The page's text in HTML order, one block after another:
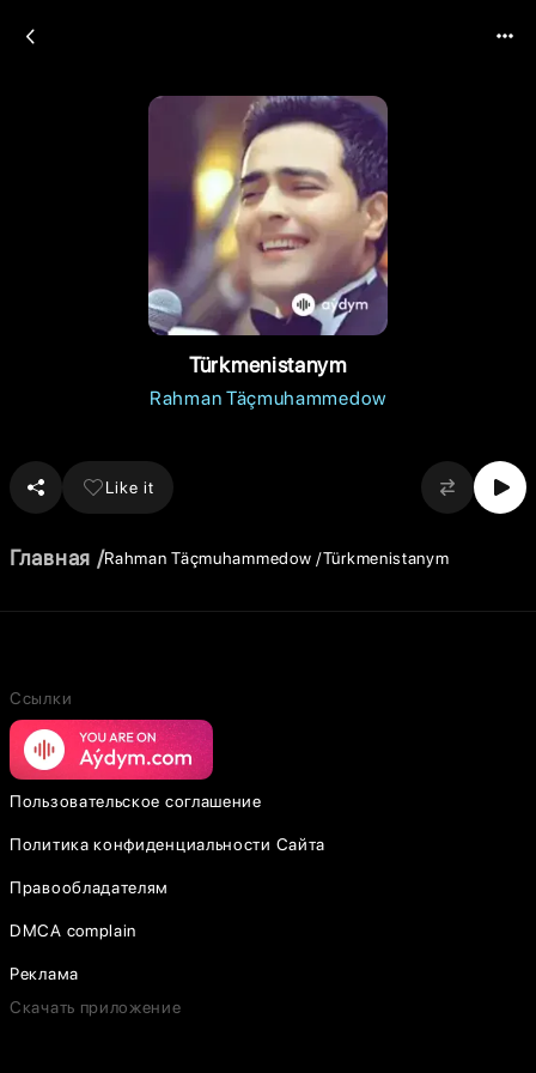
Türkmenistanym
Rahman Täçmuhammedow
Like it
Главная Rahman Täçmuhammedow Türkmenistanym
Ссылки
Пользовательское соглашение
Политика конфиденциальности Сайта
Правообладателям
DMCA complain
Реклама
Скачать приложение